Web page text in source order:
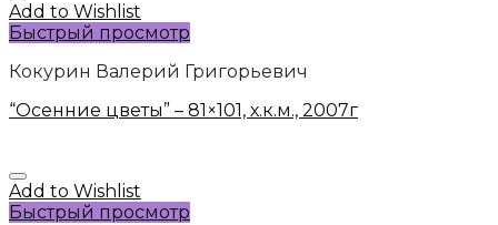
Add to Wishlist
Быстрый просмотр
Кокурин Валерий Григорьевич
“Осенние цветы” – 81×101, х.к.м., 2007г
Add to Wishlist
Быстрый просмотр